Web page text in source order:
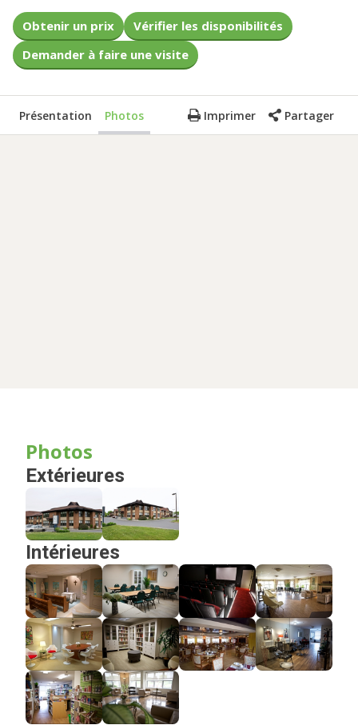
Obtenir un prix
Vérifier les disponibilités
Demander à faire une visite
Présentation Photos Imprimer Partager
Photos
Extérieures
Intérieures